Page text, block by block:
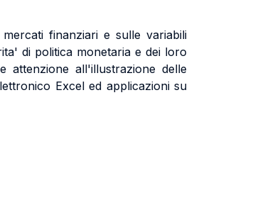
finanziari e sulle variabili
di politica monetaria e dei loro
attenzione all'illustrazione delle
Excel ed applicazioni su